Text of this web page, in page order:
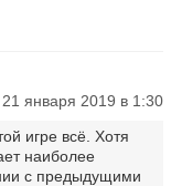
21 января 2019 в 1:30
игре всё. Хотя
наиболее
с предыдущими